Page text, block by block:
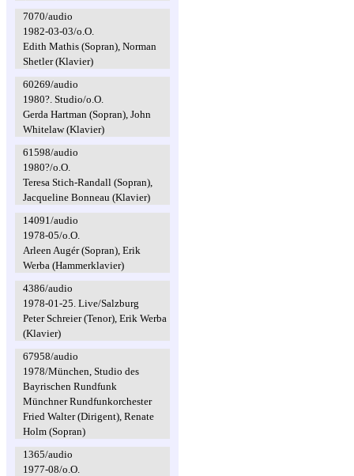
7070/audio
1982-03-03/o.O.
Edith Mathis (Sopran), Norman
Shetler (Klavier)
60269/audio
1980?. Studio/o.O.
Gerda Hartman (Sopran), John
Whitelaw (Klavier)
61598/audio
1980?/o.O.
Teresa Stich-Randall (Sopran),
Jacqueline Bonneau (Klavier)
14091/audio
1978-05/o.O.
Arleen Augér (Sopran), Erik
Werba (Hammerklavier)
4386/audio
1978-01-25. Live/Salzburg
Peter Schreier (Tenor), Erik Werba
(Klavier)
67958/audio
1978/München, Studio des
Bayrischen Rundfunk
Münchner Rundfunkorchester
Fried Walter (Dirigent), Renate
Holm (Sopran)
1365/audio
1977-08/o.O.